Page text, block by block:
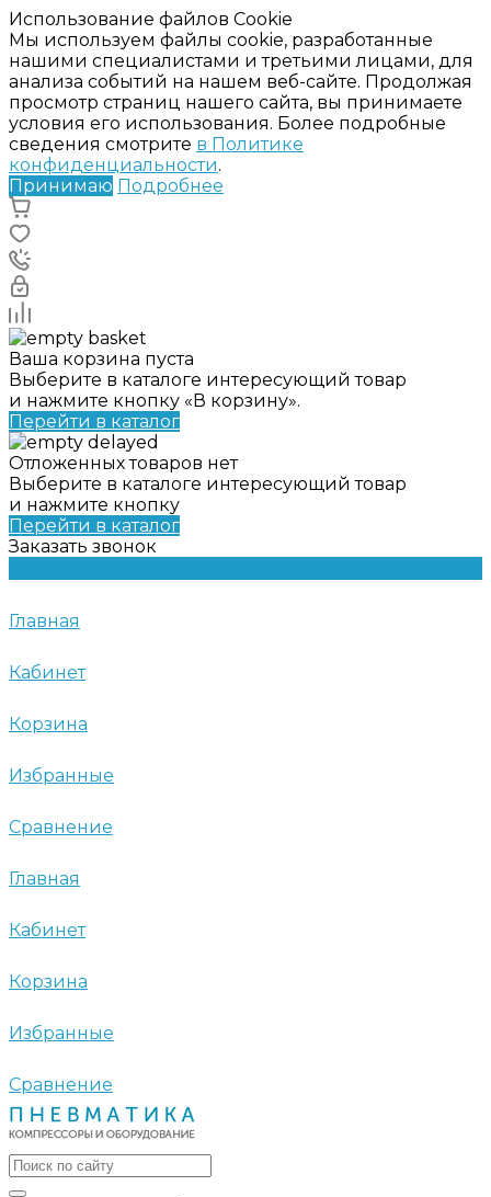
Использование файлов Cookie
Мы используем файлы cookie, разработанные
нашими специалистами и третьими лицами, для
анализа событий на нашем веб-сайте. Продолжая
просмотр страниц нашего сайта, вы принимаете
условия его использования. Более подробные
сведения смотрите в Политике
конфиденциальности.
Принимаю Подробнее
Ваша корзина пуста
Выберите в каталоге интересующий товар
и нажмите кнопку «В корзину».
Перейти в каталог
Отложенных товаров нет
Выберите в каталоге интересующий товар
и нажмите кнопку
Перейти в каталог
Заказать звонок
Главная
Кабинет
Корзина
Избранные
Сравнение
Главная
Кабинет
Корзина
Избранные
Сравнение